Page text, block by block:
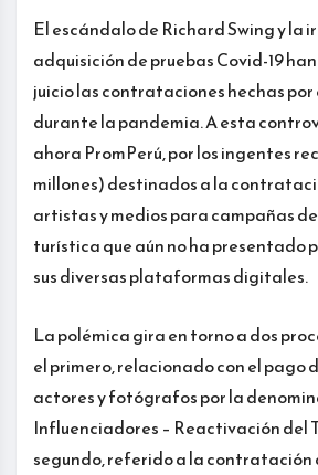
El escándalo de Richard Swing y la
adquisición de pruebas Covid-19
juicio las contrataciones hechas por
durante la pandemia. A esta
ahora PromPerú, por los ingentes
millones) destinados a la
artistas y medios para campañas
turística que aún no ha presentado
sus diversas plataformas digitales.
La polémica gira en torno a dos
el primero, relacionado con el pago
actores y fotógrafos por la
Influenciadores – Reactivación del
segundo, referido a la contratación